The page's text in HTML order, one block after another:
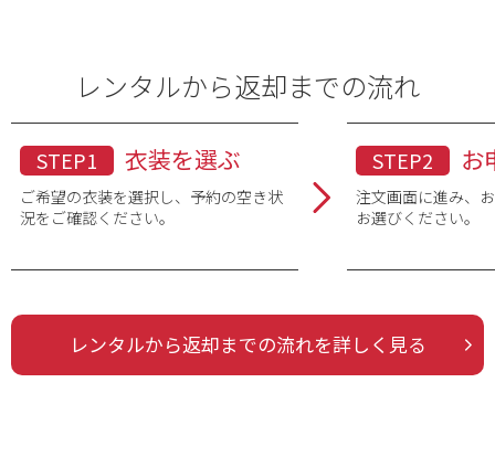
レンタルから返却までの流れ
STEP1 衣装を選ぶ
ご希望の衣装を選択し、予約の空き状
況をご確認ください。
STEP2 お
注文画面に進み、
お選びください。
レンタルから返却までの流れを詳しく見る